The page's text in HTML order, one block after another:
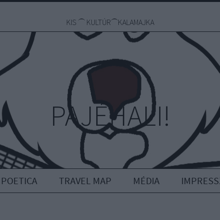
KIS ⏜ KULTÚR⏜KALAMAJKA
PAJÉHALI!
TRAVEL MAP MÉDIA